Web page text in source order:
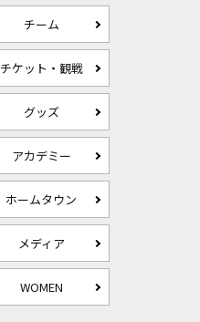
チーム
チケット・観戦
グッズ
アカデミー
ホームタウン
メディア
WOMEN